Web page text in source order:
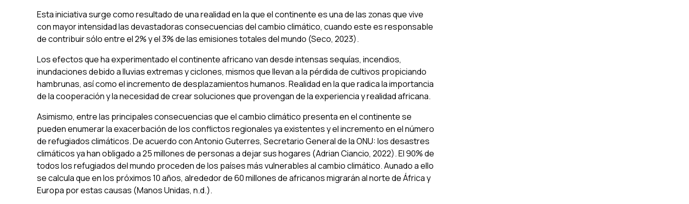
Esta iniciativa surge como resultado de una realidad en la que el continente es una de las zonas que vive
con mayor intensidad las devastadoras consecuencias del cambio climático, cuando este es responsable
de contribuir sólo entre el 2% y el 3% de las emisiones totales del mundo (Seco, 2023).
Los efectos que ha experimentado el continente africano van desde intensas sequías, incendios,
inundaciones debido a lluvias extremas y ciclones, mismos que llevan a la pérdida de cultivos propiciando
hambrunas, así como el incremento de desplazamientos humanos. Realidad en la que radica la importancia
de la cooperación y la necesidad de crear soluciones que provengan de la experiencia y realidad africana.
Asimismo, entre las principales consecuencias que el cambio climático presenta en el continente se
pueden enumerar la exacerbación de los conflictos regionales ya existentes y el incremento en el número
de refugiados climáticos. De acuerdo con Antonio Guterres, Secretario General de la ONU: los desastres
climáticos ya han obligado a 25 millones de personas a dejar sus hogares (Adrian Ciancio, 2022). El 90% de
todos los refugiados del mundo proceden de los países más vulnerables al cambio climático. Aunado a ello
se calcula que en los próximos 10 años, alrededor de 60 millones de africanos migrarán al norte de África y
Europa por estas causas (Manos Unidas, n.d.).